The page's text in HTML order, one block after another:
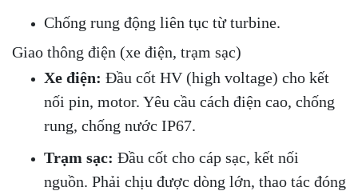
Chống rung động liên tục từ turbine.
Giao thông điện (xe điện, trạm sạc)
Xe điện: Đầu cốt HV (high voltage) cho kết
nối pin, motor. Yêu cầu cách điện cao, chống
rung, chống nước IP67.
Trạm sạc: Đầu cốt cho cáp sạc, kết nối
nguồn. Phải chịu được dòng lớn, thao tác đóng